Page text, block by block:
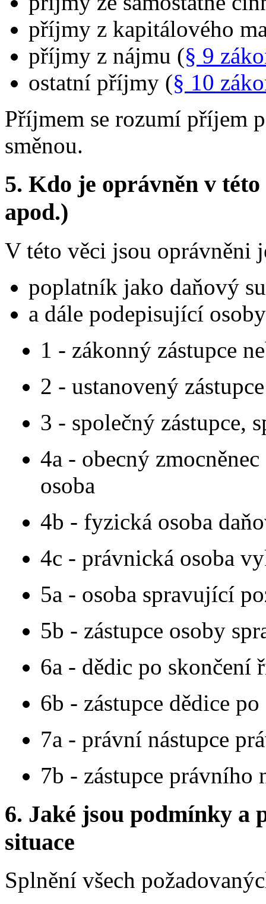
příjmy z kapitálového
příjmy z nájmu (§ 9
ostatní příjmy (§ 10
Příjmem se rozumí příjem
směnou.
5. Kdo je oprávněn v
apod.)
V této věci jsou oprávněni
poplatník jako daňový
a dále podepisující
1 - zákonný zástupce
2 - ustanovený zástupce
3 - společný zástupce,
4a - obecný
osoba
4b - fyzická osoba
4c - právnická osoba
5a - osoba spravující
5b - zástupce osoby
6a - dědic po skončení
6b - zástupce dědice
7a - právní nástupce
7b - zástupce právního
6. Jaké jsou podmínky a
situace
Splnění všech